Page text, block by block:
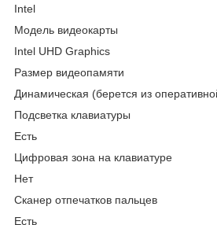
Intel
Модель видеокарты
Intel UHD Graphics
Размер видеопамяти
Динамическая (берется из
Подсветка клавиатуры
Есть
Цифровая зона на клавиатуре
Нет
Сканер отпечатков пальцев
Есть